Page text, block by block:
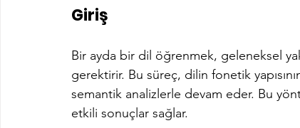
Giriş
Bir ayda bir dil öğrenmek, geleneksel
gerektirir. Bu süreç, dilin fonetik
semantik analizlerle devam eder. Bu
etkili sonuçlar sağlar.